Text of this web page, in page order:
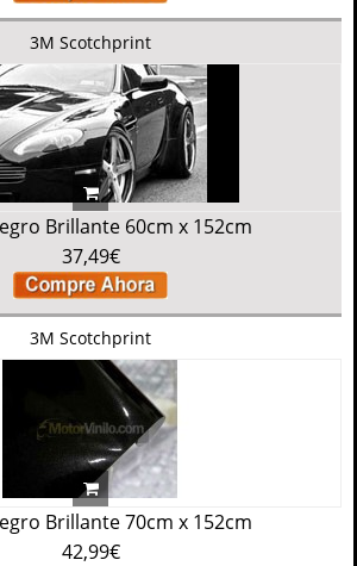
3M Scotchprint
Brillante 60cm x 152cm
37,49€
3M Scotchprint
Brillante 70cm x 152cm
42,99€